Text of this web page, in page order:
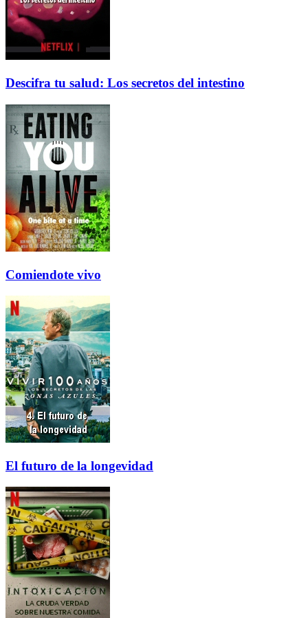
Descifra tu salud: Los secretos del intestino
Comiendote vivo
El futuro de la longevidad